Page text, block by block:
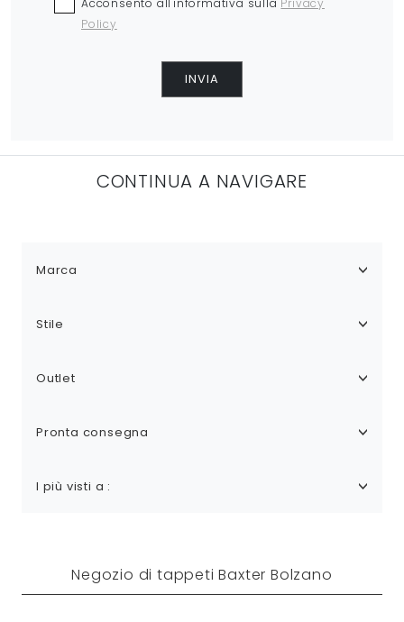
Policy
INVIA
CONTINUA A NAVIGARE
Marca
Stile
Outlet
Pronta consegna
I più visti a :
Negozio di tappeti Baxter Bolzano